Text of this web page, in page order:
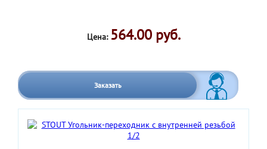
Цена: 564.00 руб.
Заказать